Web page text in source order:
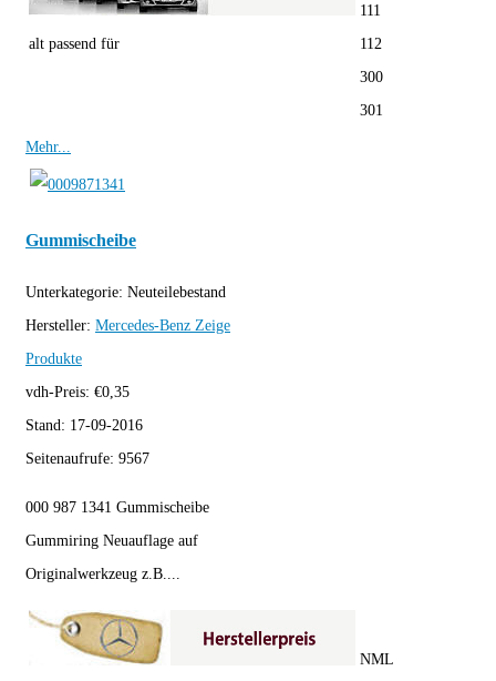
alt passend für
111
112
300
301
Mehr...
Gummischeibe
Unterkategorie: Neuteilebestand
Hersteller: Mercedes-Benz Zeige
Produkte
vdh-Preis: €0,35
Stand: 17-09-2016
Seitenaufrufe: 9567
000 987 1341 Gummischeibe
Gummiring Neuauflage auf
Originalwerkzeug z.B....
NML